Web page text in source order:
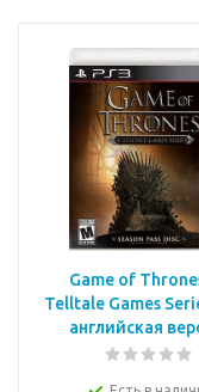
Game of
Telltale Games
английская